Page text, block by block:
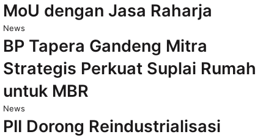
MoU dengan Jasa Raharja
News
BP Tapera Gandeng Mitra
Strategis Perkuat Suplai Rumah
untuk MBR
News
PII Dorong Reindustrialisasi